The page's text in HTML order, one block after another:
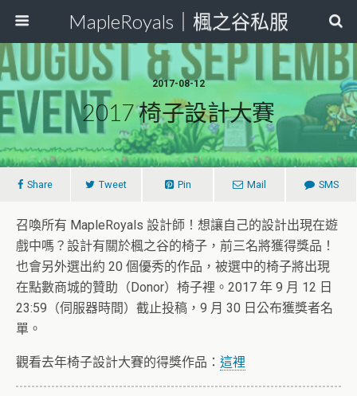
MapleRoyals｜楓之谷私服
2017-08-12
2017 椅子設計大賽
Share Tweet Pin Mail SMS
召喚所有 MapleRoyals 設計師！想讓自己的設計出現在遊
戲中嗎？設計有關於楓之谷的椅子，前三名將獲得獎品！
也會另外選出約 20 個優秀的作品，被選中的椅子將出現
在點數商城的贊助（Donor）椅子裡。2017 年 9 月 12 日
23:59（伺服器時間）截止投稿，9 月 30 日公布獲獎者名
單。
觀看去年椅子設計大賽的得獎作品： 這裡